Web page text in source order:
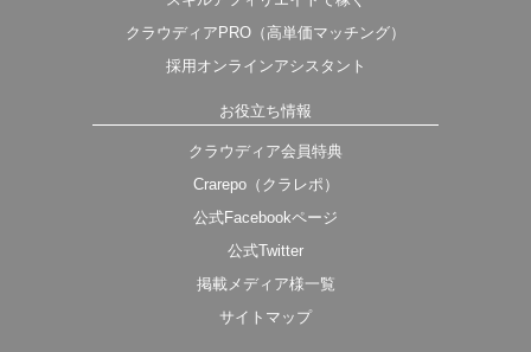
クラウディアPRO（高単価マッチング）
採用オンラインアシスタント
お役立ち情報
クラウディア会員特典
Crarepo（クラレポ）
公式Facebookページ
公式Twitter
掲載メディア様一覧
サイトマップ